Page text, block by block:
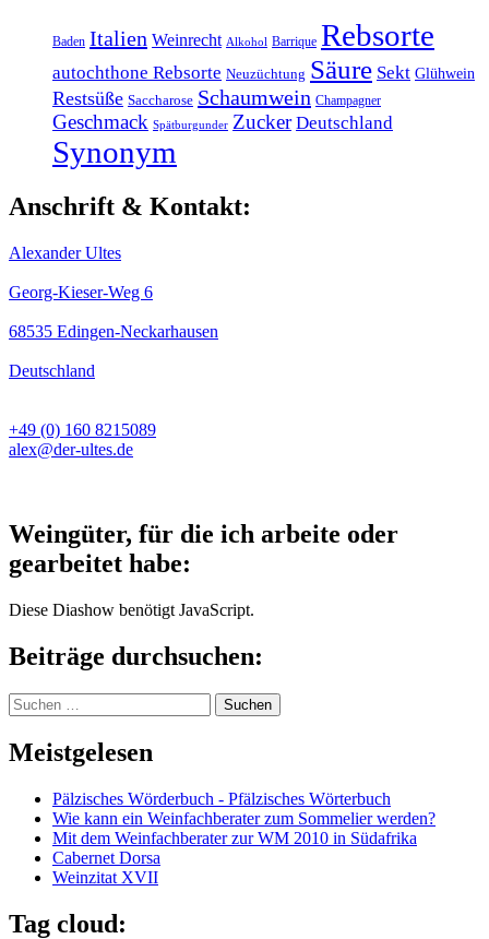
Baden Italien Weinrecht Alkohol Barrique Rebsorte
autochthone Rebsorte Neuzüchtung Säure Sekt Glühwein
Restsüße Saccharose Schaumwein Champagner
Geschmack Spätburgunder Zucker Deutschland
Synonym
Anschrift & Kontakt:
Alexander Ultes
Georg-Kieser-Weg 6
68535 Edingen-Neckarhausen
Deutschland
+49 (0) 160 8215089
alex@der-ultes.de
Weingüter, für die ich arbeite oder
gearbeitet habe:
Diese Diashow benötigt JavaScript.
Beiträge durchsuchen:
Suchen
nach:
Meistgelesen
Pälzisches Wörderbuch - Pfälzisches Wörterbuch
Wie kann ein Weinfachberater zum Sommelier werden?
Mit dem Weinfachberater zur WM 2010 in Südafrika
Cabernet Dorsa
Weinzitat XVII
Tag cloud: